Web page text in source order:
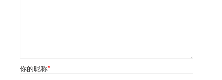
你的昵称*